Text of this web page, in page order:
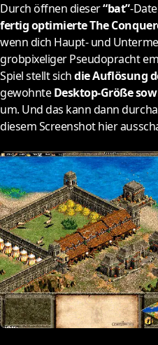
Durch öffnen dieser“bat”-
fertig optimierte The
wenn dich Haupt- und
grobpixeliger Pseudopracht
Spiel stellt sichdie Auflösung
gewohnteDesktop-Größe
um. Und das kann dann
diesem Screenshot hier